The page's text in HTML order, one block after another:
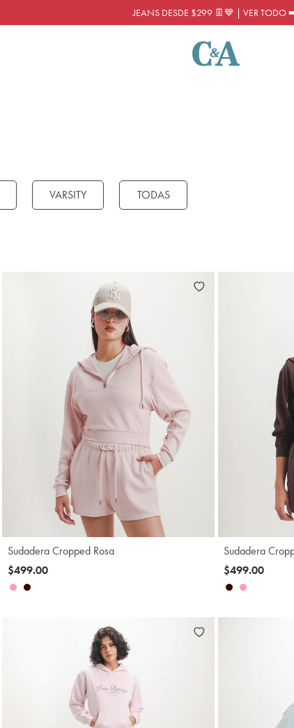
JEANS DESDE $299 👖💙 | VER TODO
VARSITY TODAS
Agregar
Sudadera Cropped Rosa
$499.00
Sudadera
$499.00